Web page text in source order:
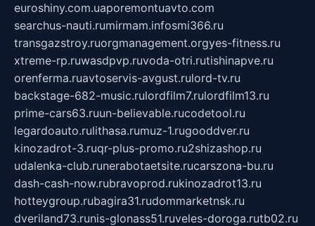
euroshiny.com.uaporemontuavto.com
searchus-nauti.rumirmam.infosmi366.ru
transgazstroy.ruorgmanagement.orgyes-fitness.ru
xtreme-rp.ruwasdpvp.ruvoda-otri.rutishinapve.ru
orenferma.ruavtoservis-avgust.rulord-tv.ru
backstage-682-music.rulordfilm7.rulordfilm13.ru
prime-cars63.ruun-believable.rucodetool.ru
legardoauto.rulithasa.rumuz-1.rugooddver.ru
kinozadrot-3.ruqr-plus-promo.ru2shizashop.ru
udalenka-club.runerabotaetsite.rucarszona-bu.ru
dash-cash-now.rubravoprod.rukinozadrot13.ru
hotteygroup.rubagira31.rudommarketnsk.ru
dveriland73.runis-glonass51.ruveles-doroga.rutb02.ru